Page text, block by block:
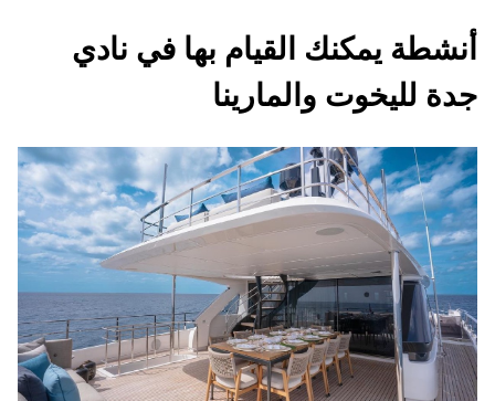
أنشطة يمكنك القيام بها في نادي
جدة لليخوت والمارينا